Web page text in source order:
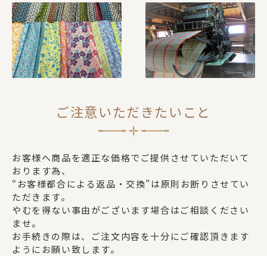
ご注意いただきたいこと
お客様へ商品を適正な価格でご提供させていただいて
おります為、
“お客様都合による返品・交換”は原則お断りさせてい
ただきます。
やむを得ない事由がございます場合はご相談ください
ませ。
お手続きの際は、ご注文内容を十分にご確認頂きます
ようにお願い致します。